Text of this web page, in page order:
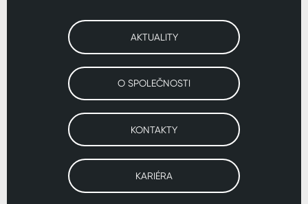
AKTUALITY
O SPOLEČNOSTI
KONTAKTY
KARIÉRA